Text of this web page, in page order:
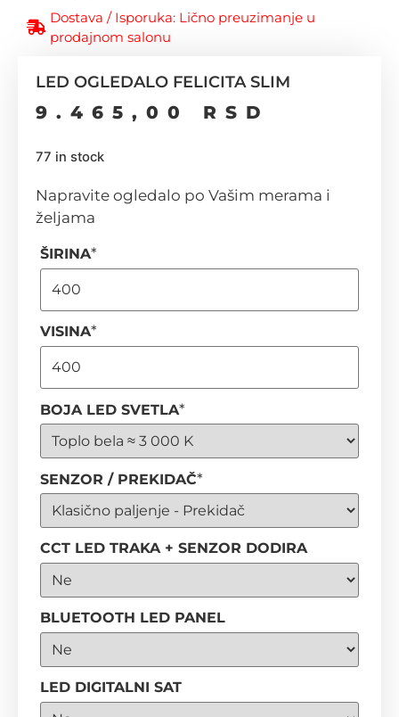
Dostava / Isporuka: Lično preuzimanje u
prodajnom salonu
LED OGLEDALO FELICITA SLIM
9.465,00 RSD
77 in stock
Napravite ogledalo po Vašim merama i
željama
ŠIRINA*
VISINA*
BOJA LED SVETLA*
SENZOR / PREKIDAČ*
CCT LED TRAKA + SENZOR DODIRA
BLUETOOTH LED PANEL
LED DIGITALNI SAT